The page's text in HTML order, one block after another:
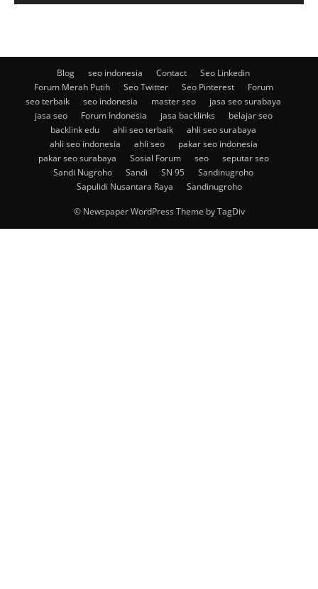
Blog seo indonesia Contact
Seo Linkedin
Forum Merah Putih
Seo Twitter Seo Pinterest
Forum
seo terbaik
seo indonesia master seo
jasa seo surabaya
jasa seo
Forum Indonesia jasa backlinks
belajar seo
backlink edu
ahli seo terbaik
ahli seo surabaya
ahli seo indonesia
ahli seo
pakar seo indonesia
pakar seo surabaya
Sosial Forum seo
seputar seo
Sandi Nugroho
Sandi SN 95
Sandinugroho
Sapulidi Nusantara Raya
Sandinugroho
© Newspaper WordPress Theme by TagDiv